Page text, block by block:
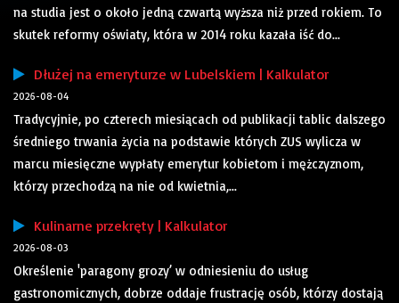
na studia jest o około jedną czwartą wyższa niż przed rokiem. To
skutek reformy oświaty, która w 2014 roku kazała iść do...
Dłużej na emeryturze w Lubelskiem | Kalkulator
2026-08-04
Tradycyjnie, po czterech miesiącach od publikacji tablic dalszego
średniego trwania życia na podstawie których ZUS wylicza w
marcu miesięczne wypłaty emerytur kobietom i mężczyznom,
którzy przechodzą na nie od kwietnia,...
Kulinarne przekręty | Kalkulator
2026-08-03
Określenie 'paragony grozy’ w odniesieniu do usług
gastronomicznych, dobrze oddaje frustrację osób, którzy dostają